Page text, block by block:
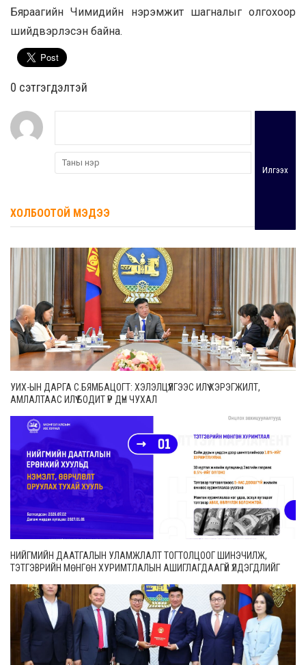
Бяраагийн Чимидийн нэрэмжит шагналыг олгохоор
шийдвэрлэсэн байна.
0 cэтгэгдэлтэй
Илгээх
ХОЛБООТОЙ МЭДЭЭ
УИХ-ЫН ДАРГА С.БЯМБАЦОГТ: ХЭЛЭЛЦҮҮЛГЭЭС ИЛҮҮ ХЭРЭГЖИЛТ,
АМЛАЛТААС ИЛҮҮ БОДИТ ҮР ДҮН ЧУХАЛ
НИЙГМИЙН ДААТГАЛЫН УЛАМЖЛАЛТ ТОГТОЛЦООГ ШИНЭЧИЛЖ,
ТЭТГЭВРИЙН МӨНГӨН ХУРИМТЛАЛЫН АШИГЛАГДААГҮЙ ҮЛДЭГДЛИЙГ